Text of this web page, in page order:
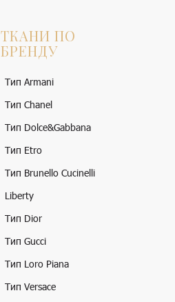
ТКАНИ ПО
БРЕНДУ
Тип Armani
Тип Chanel
Тип Dolce&Gabbana
Тип Etro
Тип Brunello Cucinelli
Liberty
Тип Dior
Тип Gucci
Тип Loro Piana
Тип Versace